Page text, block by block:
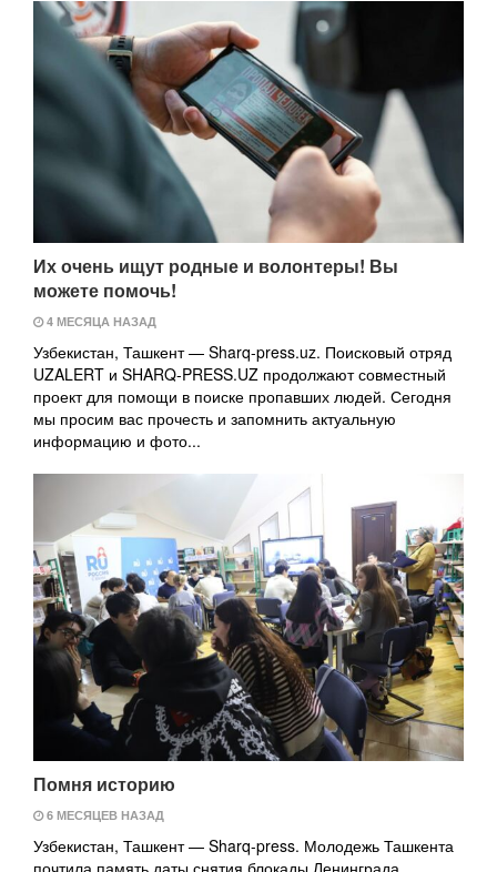
Их очень ищут родные и волонтеры! Вы
можете помочь!
4 МЕСЯЦА НАЗАД
Узбекистан, Ташкент — Sharq-press.uz. Поисковый отряд
UZALERT и SHARQ-PRESS.UZ продолжают совместный
проект для помощи в поиске пропавших людей. Сегодня
мы просим вас прочесть и запомнить актуальную
информацию и фото...
Помня историю
6 МЕСЯЦЕВ НАЗАД
Узбекистан, Ташкент — Sharq-press. Молодежь Ташкента
почтила память даты снятия блокады Ленинграда